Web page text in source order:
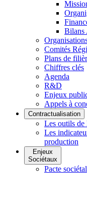
Bilans
Comités
Plans de
Chiffres clés
Agenda
R&D
Enjeux
Appels à
Contractualisation
Les outils de
Les
production
Enjeux
Sociétaux
Pacte sociétal